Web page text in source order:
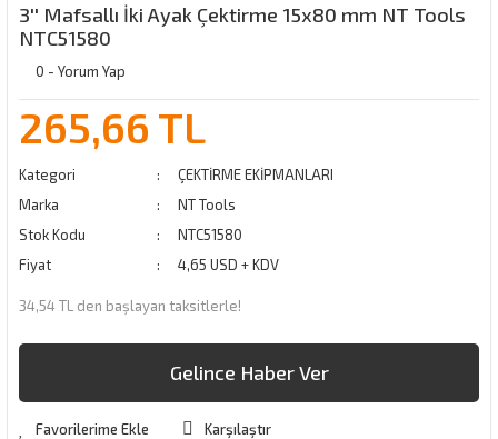
3'' Mafsallı İki Ayak Çektirme 15x80 mm NT Tools
NTC51580
0 - Yorum Yap
265,66 TL
Kategori
ÇEKTİRME EKİPMANLARI
Marka
NT Tools
Stok Kodu
NTC51580
Fiyat
4,65 USD + KDV
34,54 TL den başlayan taksitlerle!
Gelince Haber Ver
Karşılaştır